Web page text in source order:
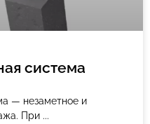
система
— незаметное и
При